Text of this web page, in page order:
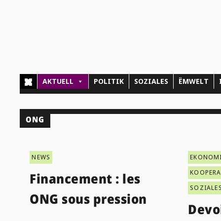
AKTUELL POLITIK SOZIALES ËMWELT
ONG
NEWS
Financement : les
ONG sous pression